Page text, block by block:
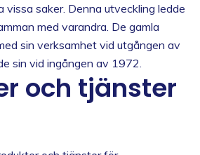
vissa saker. Denna utveckling ledde
med varandra. De gamla
sin verksamhet vid utgången av
sin vid ingången av 1972.
och tjänster